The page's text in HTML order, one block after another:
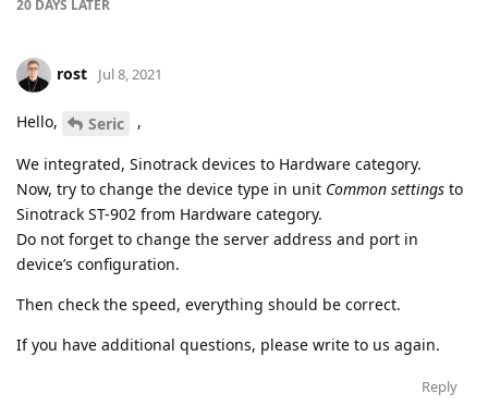
20 DAYS LATER
rost Jul 8, 2021
Hello, Seric ,
We integrated, Sinotrack devices to Hardware category.
Now, try to change the device type in unit Common settings to
Sinotrack ST-902 from Hardware category.
Do not forget to change the server address and port in
device’s configuration.
Then check the speed, everything should be correct.
If you have additional questions, please write to us again.
Reply